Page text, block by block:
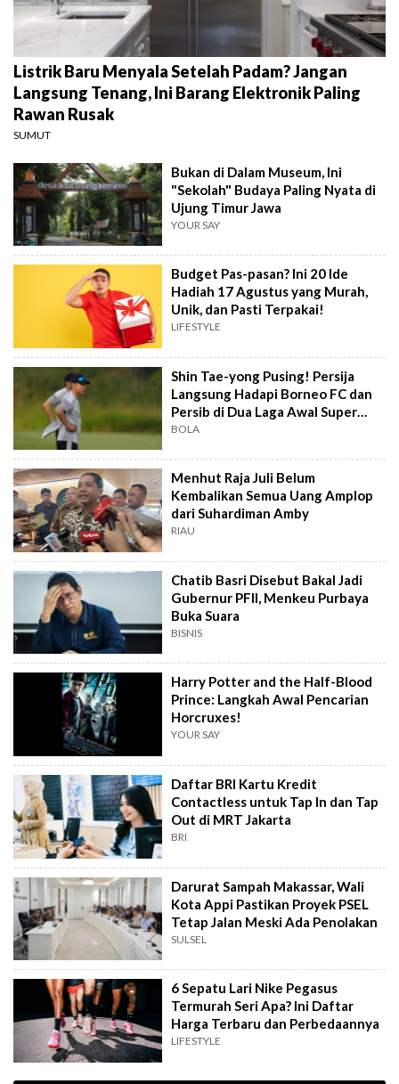
Listrik Baru Menyala Setelah Padam? Jangan
Langsung Tenang, Ini Barang Elektronik Paling
Rawan Rusak
SUMUT
Bukan di Dalam Museum, Ini
"Sekolah" Budaya Paling Nyata di
Ujung Timur Jawa
YOUR SAY
Budget Pas-pasan? Ini 20 Ide
Hadiah 17 Agustus yang Murah,
Unik, dan Pasti Terpakai!
LIFESTYLE
Shin Tae-yong Pusing! Persija
Langsung Hadapi Borneo FC dan
Persib di Dua Laga Awal Super
League
BOLA
Menhut Raja Juli Belum
Kembalikan Semua Uang Amplop
dari Suhardiman Amby
RIAU
Chatib Basri Disebut Bakal Jadi
Gubernur PFII, Menkeu Purbaya
Buka Suara
BISNIS
Harry Potter and the Half-Blood
Prince: Langkah Awal Pencarian
Horcruxes!
YOUR SAY
Daftar BRI Kartu Kredit
Contactless untuk Tap In dan Tap
Out di MRT Jakarta
BRI
Darurat Sampah Makassar, Wali
Kota Appi Pastikan Proyek PSEL
Tetap Jalan Meski Ada Penolakan
SULSEL
6 Sepatu Lari Nike Pegasus
Termurah Seri Apa? Ini Daftar
Harga Terbaru dan Perbedaannya
LIFESTYLE